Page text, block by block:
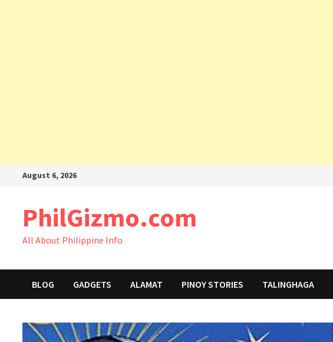
content
August 6, 2026
PhilGizmo.com
All About Philippine Info
BLOG GADGETS ALAMAT PINOY STORIES TALINGHAGA